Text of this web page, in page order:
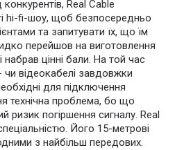
Real Cable
hi-fi-шоу, щоб безпосередньо
та запитувати їх, що їм
перейшов на виготовлення
набрав цінні бали. На той час
відеокабелі завдовжки
для підключення
технічна проблема, бо що
ризик погіршення сигналу. Real
Його 15-метрові
з найбільш передових.